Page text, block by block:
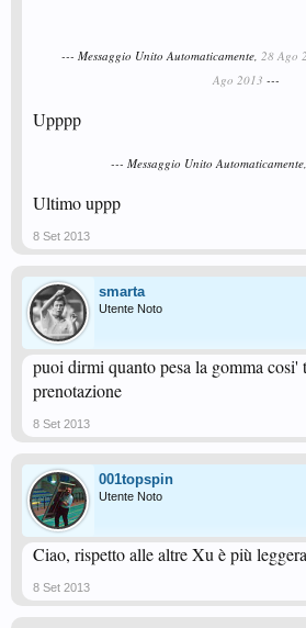
--- Messaggio Unito Automaticamente, 28 Ago
Ago 2013 ---
Upppp
--- Messaggio Unito Automaticamente,
Ultimo uppp
8 Set 2013
smarta
Utente Noto
puoi dirmi quanto pesa la gomma cosi'
prenotazione
8 Set 2013
001topspin
Utente Noto
Ciao, rispetto alle altre Xu è più
8 Set 2013